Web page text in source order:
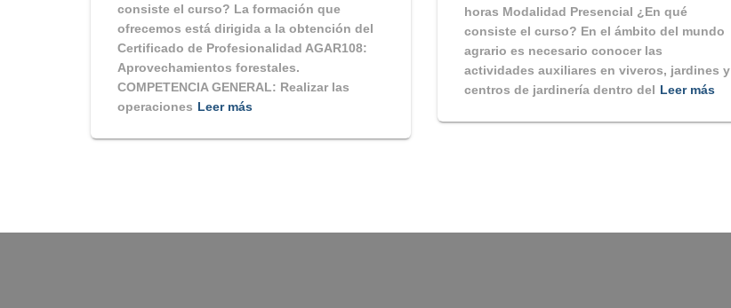
consiste el curso? La formación que
ofrecemos está dirigida a la obtención del
Certificado de Profesionalidad AGAR108:
Aprovechamientos forestales.
COMPETENCIA GENERAL: Realizar las
operaciones Leer más
horas Modalidad Presencial ¿En qué
consiste el curso? En el ámbito del mundo
agrario es necesario conocer las
actividades auxiliares en viveros, jardines y
centros de jardinería dentro del Leer más